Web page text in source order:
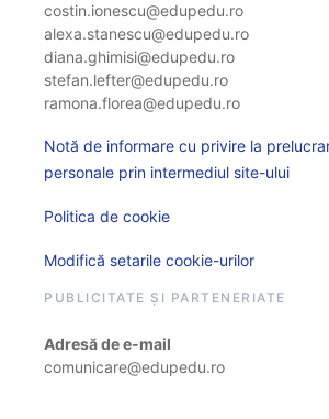
costin.ionescu@edupedu.ro
alexa.stanescu@edupedu.ro
diana.ghimisi@edupedu.ro
stefan.lefter@edupedu.ro
ramona.florea@edupedu.ro
Notă de informare cu privire la
personale prin intermediul site-ului
Politica de cookie
Modifică setarile cookie-urilor
PUBLICITATE ȘI PARTENERIATE
Adresă de e-mail
comunicare@edupedu.ro